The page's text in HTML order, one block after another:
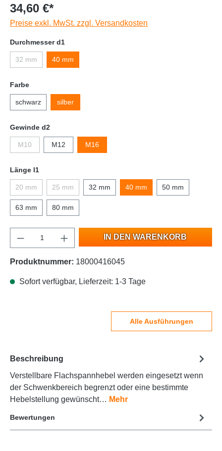
34,60 €*
Preise exkl. MwSt. zzgl. Versandkosten
Durchmesser d1
32 mm 40 mm
Farbe
schwarz silber
Gewinde d2
M10 M12 M16
Länge l1
20 mm 25 mm 32 mm 40 mm 50 mm
63 mm 80 mm
IN DEN WARENKORB
Produktnummer: 18000416045
Sofort verfügbar, Lieferzeit: 1-3 Tage
Alle Ausführungen
Beschreibung
Verstellbare Flachspannhebel werden eingesetzt wenn
der Schwenkbereich begrenzt oder eine bestimmte
Hebelstellung gewünscht… Mehr
Bewertungen